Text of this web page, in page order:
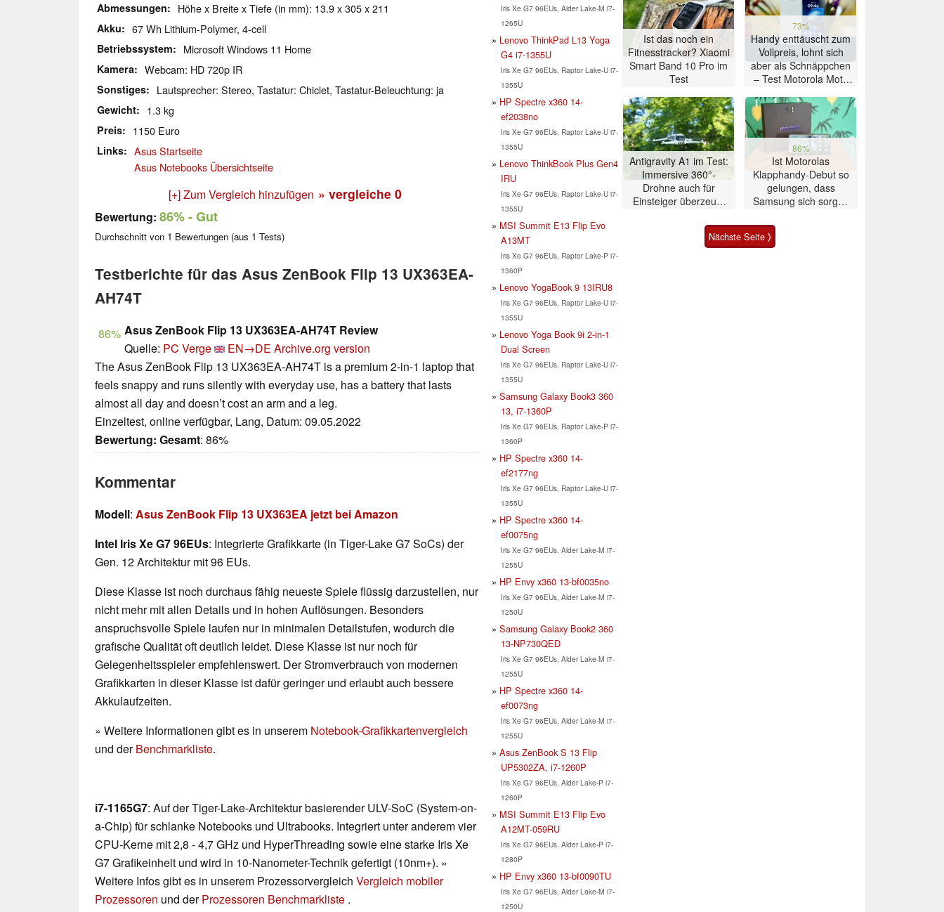
Abmessungen Höhe x Breite x Tiefe (in mm): 13.9 x 305 x 211
Akku 67 Wh Lithium-Polymer, 4-cell
Betriebssystem Microsoft Windows 11 Home
Kamera Webcam: HD 720p IR
Sonstiges Lautsprecher: Stereo, Tastatur: Chiclet, Tastatur-Beleuchtung: ja
Gewicht 1.3 kg
Preis 1150 Euro
Links
Asus Startseite
Asus Notebooks Übersichtseite
[+] Zum Vergleich hinzufügen » vergleiche 0
Bewertung: 86%- Gut
Durchschnitt von 1 Bewertungen (aus 1 Tests)
Testberichte für das Asus ZenBook Flip 13 UX363EA-
AH74T
86% Asus ZenBook Flip 13 UX363EA-AH74T Review
Quelle: PC Verge EN→DE Archive.org version
The Asus ZenBook Flip 13 UX363EA-AH74T is a premium 2-in-1 laptop that
feels snappy and runs silently with everyday use, has a battery that lasts
almost all day and doesn’t cost an arm and a leg.
Einzeltest, online verfügbar, Lang, Datum: 09.05.2022
Bewertung: Gesamt: 86%
Kommentar
Modell: Asus ZenBook Flip 13 UX363EA jetzt bei Amazon
Intel Iris Xe G7 96EUs: Integrierte Grafikkarte (in Tiger-Lake G7 SoCs) der
Gen. 12 Architektur mit 96 EUs.
Diese Klasse ist noch durchaus fähig neueste Spiele flüssig darzustellen, nur
nicht mehr mit allen Details und in hohen Auflösungen. Besonders
anspruchsvolle Spiele laufen nur in minimalen Detailstufen, wodurch die
grafische Qualität oft deutlich leidet. Diese Klasse ist nur noch für
Gelegenheitsspieler empfehlenswert. Der Stromverbrauch von modernen
Grafikkarten in dieser Klasse ist dafür geringer und erlaubt auch bessere
Akkulaufzeiten.
» Weitere Informationen gibt es in unserem Notebook-Grafikkartenvergleich
und derBenchmarkliste.
i7-1165G7: Auf der Tiger-Lake-Architektur basierender ULV-SoC (System-on-
a-Chip) für schlanke Notebooks und Ultrabooks. Integriert unter anderem vier
CPU-Kerne mit 2,8 - 4,7 GHz und HyperThreading sowie eine starke Iris Xe
G7 Grafikeinheit und wird in 10-Nanometer-Technik gefertigt (10nm+). »
Weitere Infos gibt es in unserem Prozessorvergleich Vergleich mobiler
Prozessoren und derProzessoren Benchmarkliste .
Iris Xe G7 96EUs, Alder Lake-M i7-
1265U
Lenovo ThinkPad L13 Yoga
G4 i7-1355U
Iris Xe G7 96EUs, Raptor Lake-U i7-
1355U
HP Spectre x360 14-
ef2038no
Iris Xe G7 96EUs, Raptor Lake-U i7-
1355U
Lenovo ThinkBook Plus Gen4
IRU
Iris Xe G7 96EUs, Raptor Lake-U i7-
1355U
MSI Summit E13 Flip Evo
A13MT
Iris Xe G7 96EUs, Raptor Lake-P i7-
1360P
Lenovo YogaBook 9 13IRU8
Iris Xe G7 96EUs, Raptor Lake-U i7-
1355U
Lenovo Yoga Book 9i 2-in-1
Dual Screen
Iris Xe G7 96EUs, Raptor Lake-U i7-
1355U
Samsung Galaxy Book3 360
13, i7-1360P
Iris Xe G7 96EUs, Raptor Lake-P i7-
1360P
HP Spectre x360 14-
ef2177ng
Iris Xe G7 96EUs, Raptor Lake-U i7-
1355U
HP Spectre x360 14-
ef0075ng
Iris Xe G7 96EUs, Alder Lake-M i7-
1255U
HP Envy x360 13-bf0035no
Iris Xe G7 96EUs, Alder Lake-M i7-
1250U
Samsung Galaxy Book2 360
13-NP730QED
Iris Xe G7 96EUs, Alder Lake-M i7-
1255U
HP Spectre x360 14-
ef0073ng
Iris Xe G7 96EUs, Alder Lake-M i7-
1255U
Asus ZenBook S 13 Flip
UP5302ZA, i7-1260P
Iris Xe G7 96EUs, Alder Lake-P i7-
1260P
MSI Summit E13 Flip Evo
A12MT-059RU
Iris Xe G7 96EUs, Alder Lake-P i7-
1280P
HP Envy x360 13-bf0090TU
Iris Xe G7 96EUs, Alder Lake-M i7-
1250U
Ist das noch ein
Fitnesstracker? Xiaomi
Smart Band 10 Pro im
Test
73%
Handy enttäuscht zum
Vollpreis, lohnt sich
aber als Schnäppchen
– Test Motorola Moto
Antigravity A1 im Test:
Immersive 360°-
Drohne auch für
Einsteiger überzeugt
86%
Ist Motorolas
Klapphandy-Debut so
gelungen, dass
Samsung sich sorgen
Smartphone im Test
Nächste Seite ⟩